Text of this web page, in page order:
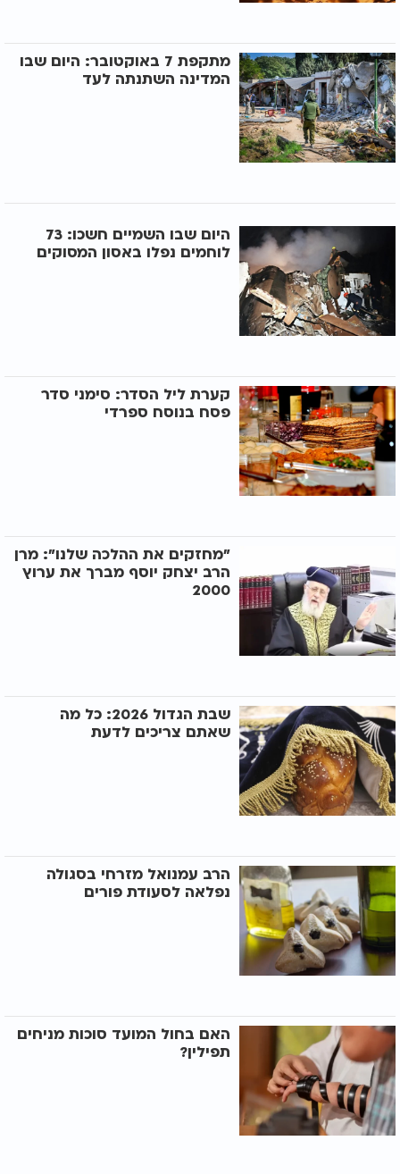
מתקפת 7 באוקטובר: היום שבו
המדינה השתנתה לעד
היום שבו השמיים חשכו: 73
לוחמים נפלו באסון המסוקים
קערת ליל הסדר: סימני סדר
פסח בנוסח ספרדי
"מחזקים את ההלכה שלנו": מרן
הרב יצחק יוסף מברך את ערוץ
2000
שבת הגדול 2026: כל מה
שאתם צריכים לדעת
הרב עמנואל מזרחי בסגולה
נפלאה לסעודת פורים
האם בחול המועד סוכות מניחים
תפילין?